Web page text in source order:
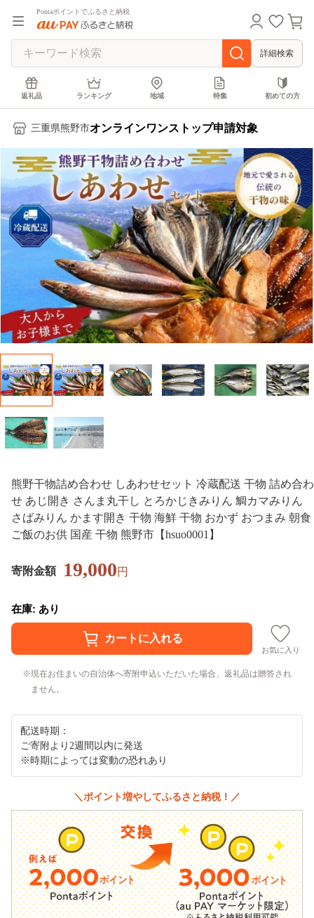
Pontaポイントでふるさと納税
詳細検索
返礼品 ランキング 地域 特集 初めての方
三重県熊野市オンラインワンストップ申請対象
熊野干物詰め合わせ しあわせセット 冷蔵配送 干物 詰め合わ
せ あじ開き さんま丸干し とろかじきみりん 鯛カマみりん
さばみりん かます開き 干物 海鮮 干物 おかず おつまみ 朝食
ご飯のお供 国産 干物 熊野市【hsuo0001】
寄附金額 19,000円
在庫: あり
お気に入り
現在お住まいの自治体へ寄附申込いただいた場合、返礼品は贈答され
ません。
配送時期：
ご寄附より2週間以内に発送
※時期によっては変動の恐れあり
＼ポイント増やしてふるさと納税！／